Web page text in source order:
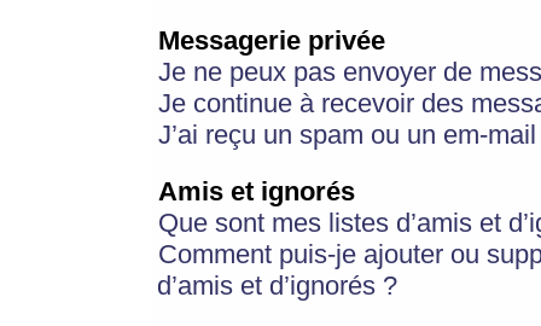
Messagerie privée
Je ne peux pas envoyer de
Je continue à recevoir des
J’ai reçu un spam ou un em-
Amis et ignorés
Que sont mes listes d’amis et
Comment puis-je ajouter ou
d’amis et d’ignorés ?